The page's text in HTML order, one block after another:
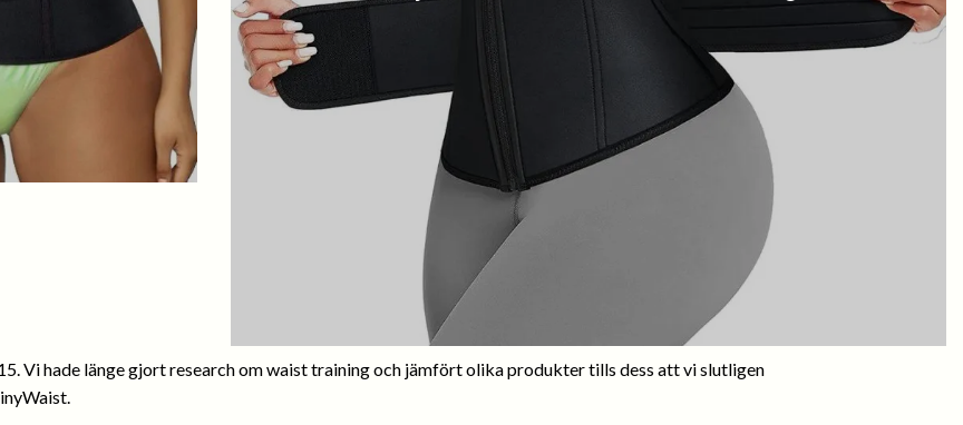
Vi hade länge gjort research om waist training och jämfört olika produkter tills dess att vi slutligen